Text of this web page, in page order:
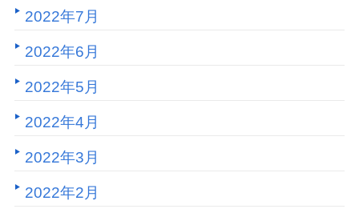
2022年7月
2022年6月
2022年5月
2022年4月
2022年3月
2022年2月